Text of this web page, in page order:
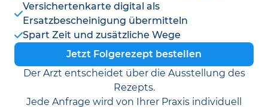
Versichertenkarte digital als
Ersatzbescheinigung übermitteln
Spart Zeit und zusätzliche Wege
Jetzt Folgerezept bestellen
Der Arzt entscheidet über die Ausstellung des
Rezepts.
Jede Anfrage wird von Ihrer Praxis individuell